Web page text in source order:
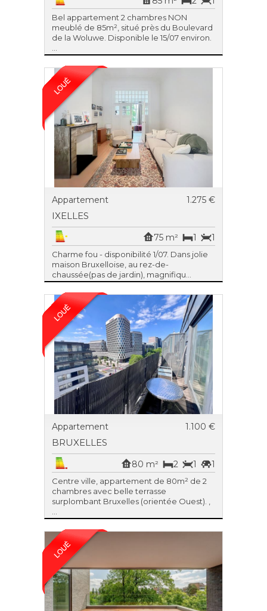
Bel appartement 2 chambres NON
meublé de 85m², situé près du Boulevard
de la Woluwe. Disponible le 15/07 environ.
Appartement 1.275 €
IXELLES
1
1
75 m²
Charme fou - disponibilité 1/07. Dans jolie
maison Bruxelloise, au rez-de-
chaussée(pas de jardin), magnifiqu...
Appartement 1.100 €
BRUXELLES
1
1
2
80 m²
Centre ville, appartement de 80m² de 2
chambres avec belle terrasse
surplombant Bruxelles (orientée Ouest). ,